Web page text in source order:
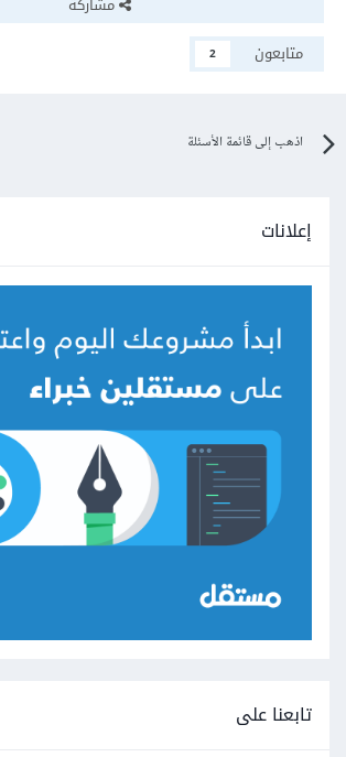
متابعون
2
اذهب إلى قائمة الأسئلة
إعلانات
تابعنا على